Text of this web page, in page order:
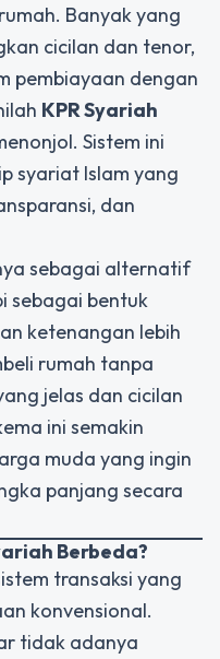
Banyak yang
cicilan dan tenor,
pembiayaan dengan
KPR Syariah
Sistem ini
syariat Islam yang
dan
sebagai alternatif
sebagai bentuk
ketenangan lebih
rumah tanpa
jelas dan cicilan
ini semakin
muda yang ingin
panjang secara
Berbeda?
transaksi yang
konvensional.
tidak adanya